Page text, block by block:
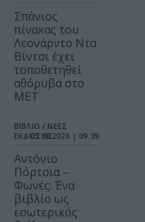
Σπάνιος
πίνακας του
Λεονάρντο Ντα
Βίντσι έχει
τοποθετηθεί
αθόρυβα στο
MET
ΒΙΒΛΙΟ / ΝΕΕΣ
ΕΚΔΟΣΕΙΣ
05.08.2026 | 09.39
Αντόνιο
Πόρτσια –
Φωνές: Ένα
βιβλίο ως
εσωτερικός